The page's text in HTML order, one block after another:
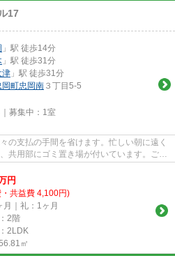
17
」駅 徒歩14分
」駅 徒歩31分
津 」駅 徒歩31分
岡町忠岡南 ３丁目5-5
募集中： 1室
の支払の手間を省けます。忙しい朝に遠く
共用部にゴミ置き場が付いています。ご紹
円
共益費 4,100円)
月｜礼：1ヶ月
2階
2LDK
㎡